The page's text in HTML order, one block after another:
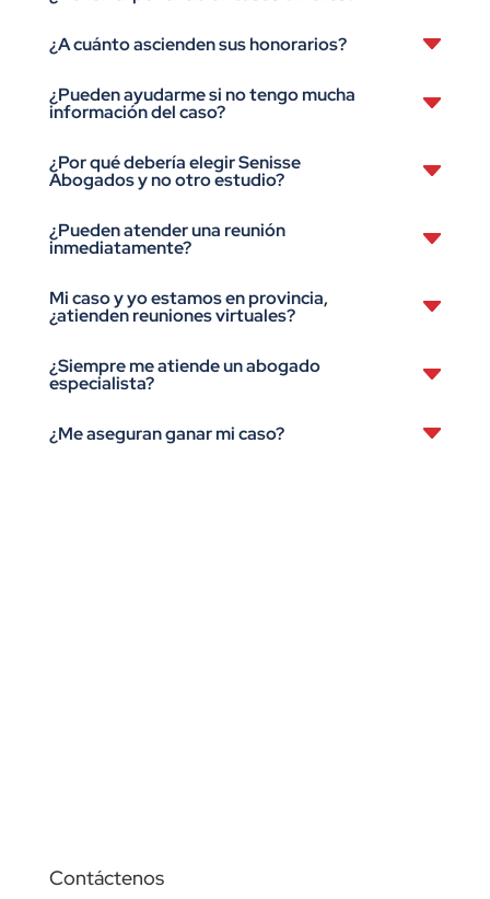
¿A cuánto ascienden sus honorarios?
¿Pueden ayudarme si no tengo mucha
información del caso?
¿Por qué debería elegir Senisse
Abogados y no otro estudio?
¿Pueden atender una reunión
inmediatamente?
Mi caso y yo estamos en provincia,
¿atienden reuniones virtuales?
¿Siempre me atiende un abogado
especialista?
¿Me aseguran ganar mi caso?
Contáctenos